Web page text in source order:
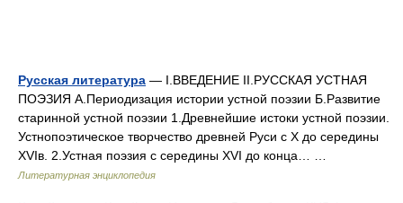
Русская литература — I.ВВЕДЕНИЕ II.РУССКАЯ УСТНАЯ
ПОЭЗИЯ А.Периодизация истории устной поэзии Б.Развитие
старинной устной поэзии 1.Древнейшие истоки устной поэзии.
Устнопоэтическое творчество древней Руси с X до середины
XVIв. 2.Устная поэзия с середины XVI до конца… …
Литературная энциклопедия